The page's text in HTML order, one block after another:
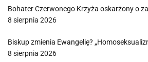
Bohater Czerwonego Krzyża oskarżony o
8 sierpnia 2026
Biskup zmienia Ewangelię?
8 sierpnia 2026